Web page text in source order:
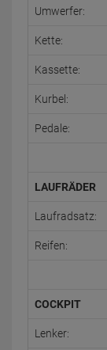
Umwerfer:
Kette:
Kassette:
Kurbel:
Pedale:
LAUFRÄDER
Laufradsatz:
Reifen:
COCKPIT
Lenker: